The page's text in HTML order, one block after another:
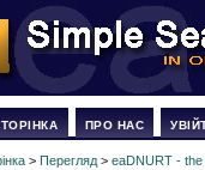
ПРО НАС
>Перегляд >eaDNURT -